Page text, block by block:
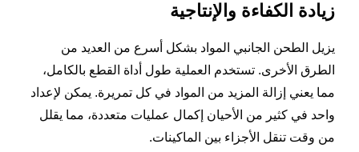
زيادة الكفاءة والإنتاجية
يزيل الطحن الجانبي المواد بشكل أسرع من العديد من
الطرق الأخرى. تستخدم العملية طول أداة القطع بالكامل،
مما يعني إزالة المزيد من المواد في كل تمريرة. يمكن لإعداد
واحد في كثير من الأحيان إكمال عمليات متعددة، مما يقلل
من وقت تنقل الأجزاء بين الماكينات.